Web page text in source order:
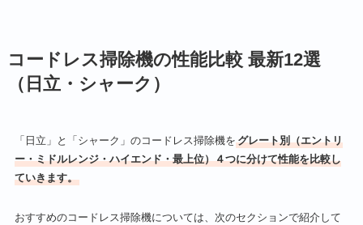
コードレス掃除機の性能比較 最新12選
（日立・シャーク）
「日立」と「シャーク」のコードレス掃除機をグレート別（エントリ
ー・ミドルレンジ・ハイエンド・最上位）４つに分けて性能を比較し
ていきます。
おすすめのコードレス掃除機については、次のセクションで紹介して